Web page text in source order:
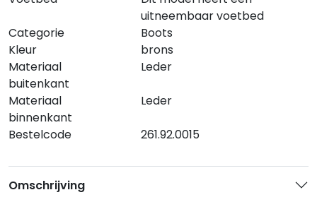
uitneembaar voetbed
Categorie
Boots
Kleur
brons
Materiaal
buitenkant
Leder
Materiaal
binnenkant
Leder
Bestelcode 261.92.0015
Omschrijving